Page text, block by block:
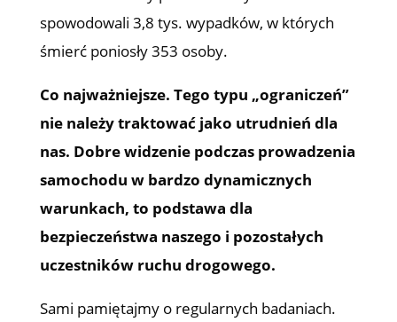
spowodowali 3,8 tys. wypadków, w których
śmierć poniosły 353 osoby.
Co najważniejsze. Tego typu „ograniczeń”
nie należy traktować jako utrudnień dla
nas. Dobre widzenie podczas prowadzenia
samochodu w bardzo dynamicznych
warunkach, to podstawa dla
bezpieczeństwa naszego i pozostałych
uczestników ruchu drogowego.
Sami pamiętajmy o regularnych badaniach.